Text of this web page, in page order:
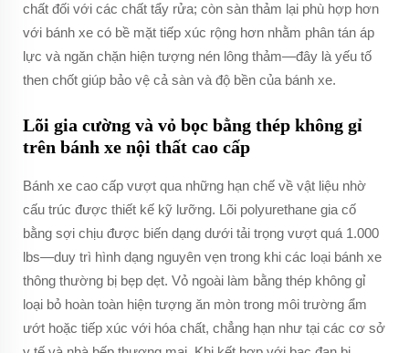
chất đối với các chất tẩy rửa; còn sàn thảm lại phù hợp hơn
với bánh xe có bề mặt tiếp xúc rộng hơn nhằm phân tán áp
lực và ngăn chặn hiện tượng nén lông thảm—đây là yếu tố
then chốt giúp bảo vệ cả sàn và độ bền của bánh xe.
Lõi gia cường và vỏ bọc bằng thép không gỉ
trên bánh xe nội thất cao cấp
Bánh xe cao cấp vượt qua những hạn chế về vật liệu nhờ
cấu trúc được thiết kế kỹ lưỡng. Lõi polyurethane gia cố
bằng sợi chịu được biến dạng dưới tải trọng vượt quá 1.000
lbs—duy trì hình dạng nguyên vẹn trong khi các loại bánh xe
thông thường bị bẹp dẹt. Vỏ ngoài làm bằng thép không gỉ
loại bỏ hoàn toàn hiện tượng ăn mòn trong môi trường ẩm
ướt hoặc tiếp xúc với hóa chất, chẳng hạn như tại các cơ sở